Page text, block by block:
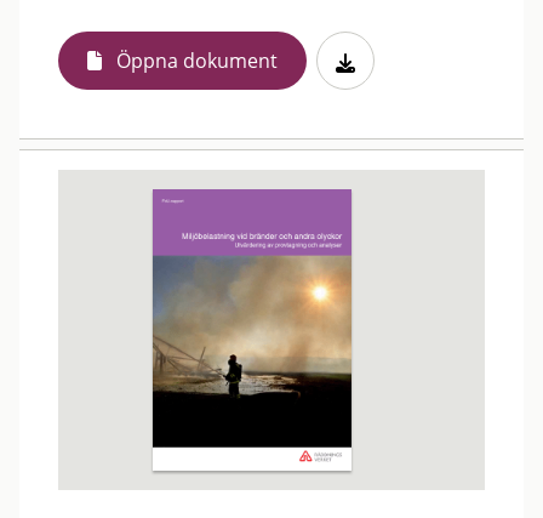
Öppna dokument